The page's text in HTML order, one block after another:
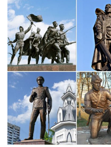
Наименование товара ↓
Статуэтки и Фигурки в
Статуэтки и Фигурки.
возрастанию. Сувенирная
купить недорого в
воплощения абсолютной
достатка и счастья.
Каталог статуэток СССР,
Купить статуэтки СССР, цена
статуэток времен СССР:
Интересная карандашница-
200 руб.